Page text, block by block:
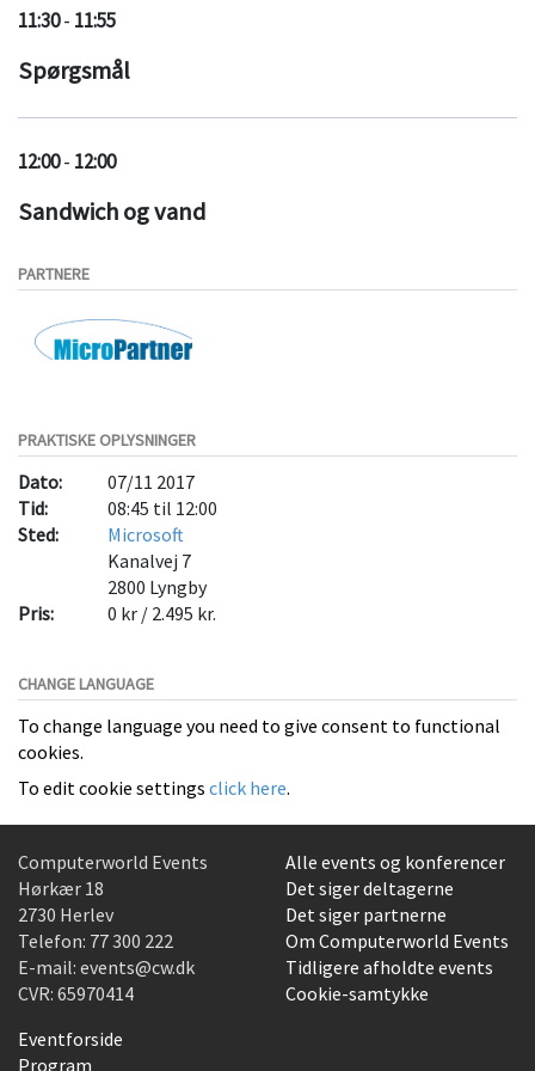
brugt.
11:30- 11:55
Spørgsmål
12:00- 12:00
Sandwich og vand
PARTNERE
PRAKTISKE OPLYSNINGER
Dato:
07/11 2017
Tid:
08:45 til 12:00
Sted:
Microsoft
Kanalvej 7
2800 Lyngby
Pris:
0 kr / 2.495 kr.
CHANGE LANGUAGE
To change language you need to give consent to functional
cookies.
To edit cookie settings click here.
Computerworld Events
Hørkær 18
2730 Herlev
Telefon: 77 300 222
E-mail: events@cw.dk
CVR: 65970414
Alle events og konferencer
Det siger deltagerne
Det siger partnerne
Om Computerworld Events
Tidligere afholdte events
Cookie-samtykke
Eventforside
Program